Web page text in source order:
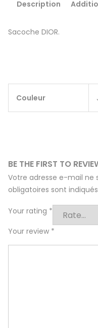
Description
Sacoche DIOR.
Couleur
BE THE FIRST TO
Votre adresse e-mail ne
obligatoires sont
Your rating *
Your review *